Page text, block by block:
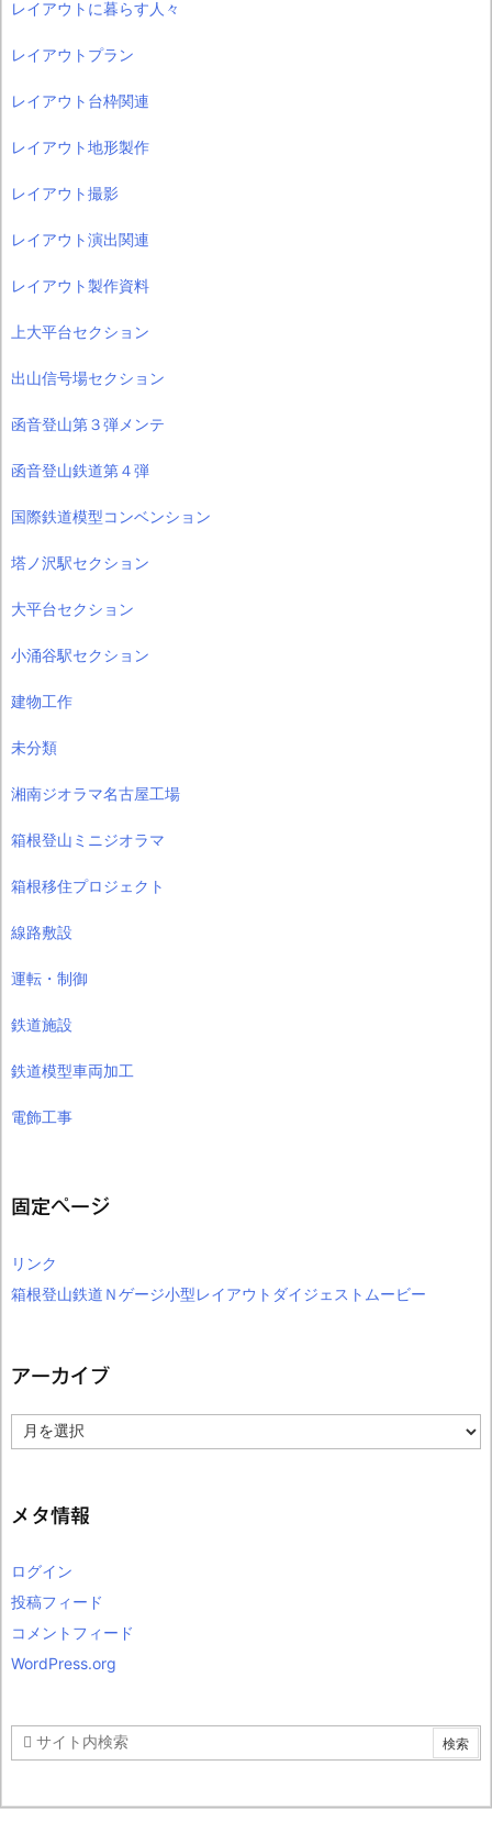
レイアウトに暮らす人々
レイアウトプラン
レイアウト台枠関連
レイアウト地形製作
レイアウト撮影
レイアウト演出関連
レイアウト製作資料
上大平台セクション
出山信号場セクション
函音登山第３弾メンテ
函音登山鉄道第４弾
国際鉄道模型コンベンション
塔ノ沢駅セクション
大平台セクション
小涌谷駅セクション
建物工作
未分類
湘南ジオラマ名古屋工場
箱根登山ミニジオラマ
箱根移住プロジェクト
線路敷設
運転・制御
鉄道施設
鉄道模型車両加工
電飾工事
固定ページ
リンク
箱根登山鉄道Ｎゲージ小型レイアウトダイジェストムービー
アーカイブ
ー
ブ
メタ情報
ログイン
投稿フィード
コメントフィード
WordPress.org